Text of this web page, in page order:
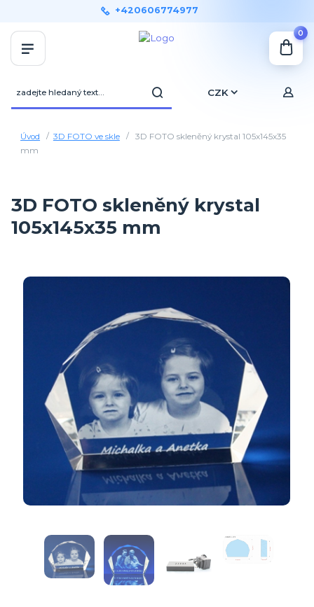
CZK
+420606774977
0
Úvod 3D FOTO ve skle
3D FOTO skleněný krystal 105x145x35
mm
3D FOTO skleněný krystal
105x145x35 mm